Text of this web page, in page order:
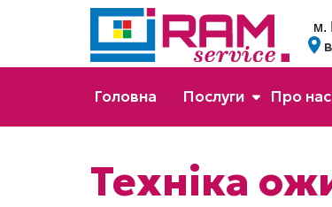
м.
Головна Послуги Про нас
Техніка